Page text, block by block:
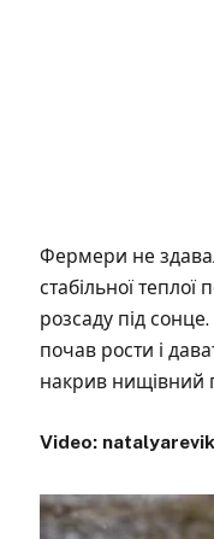
Фермери не
стабільної
розсаду під сонце.
почав рости і
накрив нищівний
Video: